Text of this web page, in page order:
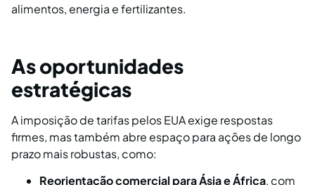
alimentos, energia e fertilizantes.
As oportunidades
estratégicas
A imposição de tarifas pelos EUA exige respostas
firmes, mas também abre espaço para ações de longo
prazo mais robustas, como:
Reorientação comercial para Ásia e África, com